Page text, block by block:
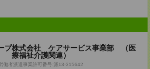
プ株式会社 ケアサービス事業部 （医
療福祉介護関連）
働者派遣事業許可番号:派13-315642